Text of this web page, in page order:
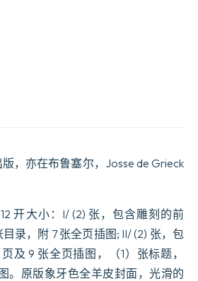
，亦在布鲁塞尔，Josse de Grieck
开大小：I/ (2) 张，包含雕刻的前
录，附 7 张全页插图; II/ (2) 张，包
及 9 张全页插图，（1）张标题，
。原版象牙色全羊皮封面，光滑的